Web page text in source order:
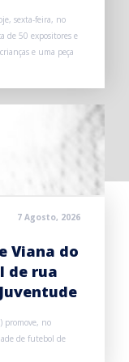
sexta-feira, no
de 50 expositores e
e uma peça
7 Agosto, 2026
Viana do
de rua
promove, no
de futebol de